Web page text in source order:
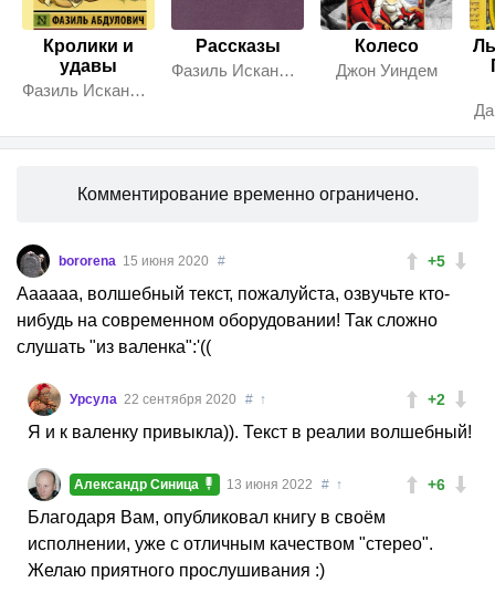
Кролики и
удавы
Фазиль Искандер
Рассказы
Фазиль Искандер
Колесо
Джон Уиндем
Комментирование временно ограничено.
+5
bororena 15 июня 2020 #
Аааааа, волшебный текст, пожалуйста, озвучьте кто-
нибудь на современном оборудовании! Так сложно
слушать "из валенка":'((
+2
Урсула 22 сентября 2020 # ↑
Я и к валенку привыкла)). Текст в реалии волшебный!
+6
Александр Синица 13 июня 2022 # ↑
Благодаря Вам, опубликовал книгу в своём
исполнении, уже с отличным качеством "стерео".
Желаю приятного прослушивания :)